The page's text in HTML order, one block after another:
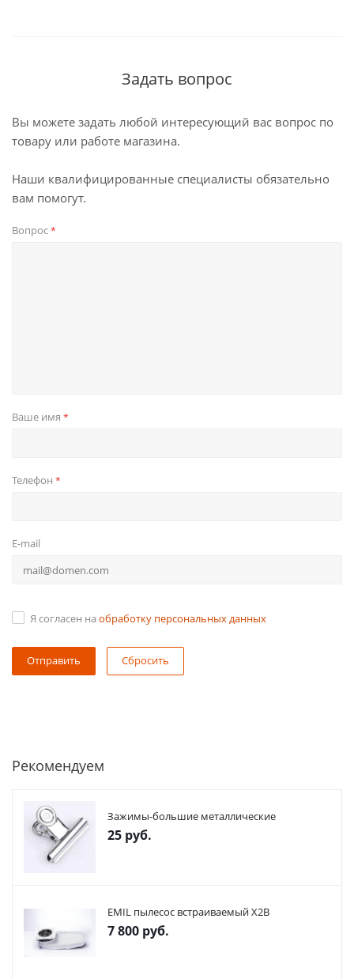
Задать вопрос
Вы можете задать любой интересующий вас вопрос по
товару или работе магазина.
Наши квалифицированные специалисты обязательно
вам помогут.
Вопрос*
Ваше имя *
Телефон *
E-mail
Я согласен на обработку персональных данных
Сбросить
Рекомендуем
Зажимы-большие металлические
25 руб.
EMIL пылесос встраиваемый X2В
7 800 руб.